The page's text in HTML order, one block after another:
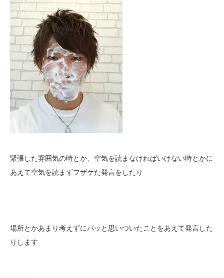
緊張した雰囲気の時とか、空気を読まなければいけない時とかに
あえて空気を読まずフザケた発言をしたり
場所とかあまり考えずにパッと思いついたことをあえて発言した
りします